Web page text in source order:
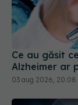
Ce au găsit
Alzheimer ar
03 aug 2026, 20:08